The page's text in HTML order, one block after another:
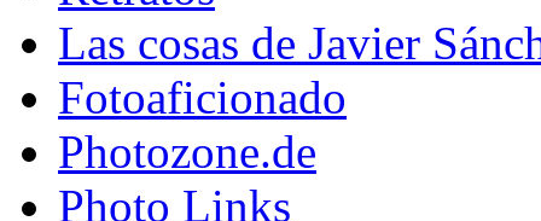
Las cosas de Javier
Fotoaficionado
Photozone.de
Photo Links